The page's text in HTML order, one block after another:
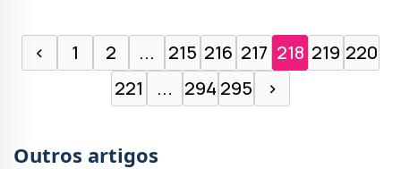
‹ 1 2 ... 215 216 217 218 219 220
221
... 294 295 ›
Outros artigos